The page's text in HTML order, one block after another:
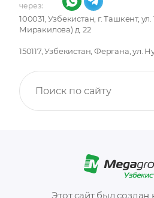
Этот сайт был
через:
100031, Узбекистан, г. Ташкент,
Миракилова) д. 22
150117, Узбекистан, Фергана, ул.